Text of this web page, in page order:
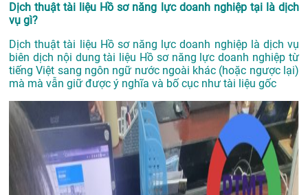
Dịch thuật tài liệu Hồ sơ năng lực doanh nghiệp tại là dịch
vụ gì?
Dịch thuật tài liệu Hồ sơ năng lực doanh nghiệp là dịch vụ
biên dịch nội dung tài liệu Hồ sơ năng lực doanh nghiệp từ
tiếng Việt sang ngôn ngữ nước ngoài khác (hoặc ngược lại)
mà mà vẫn giữ được ý nghĩa và bố cục như tài liệu gốc